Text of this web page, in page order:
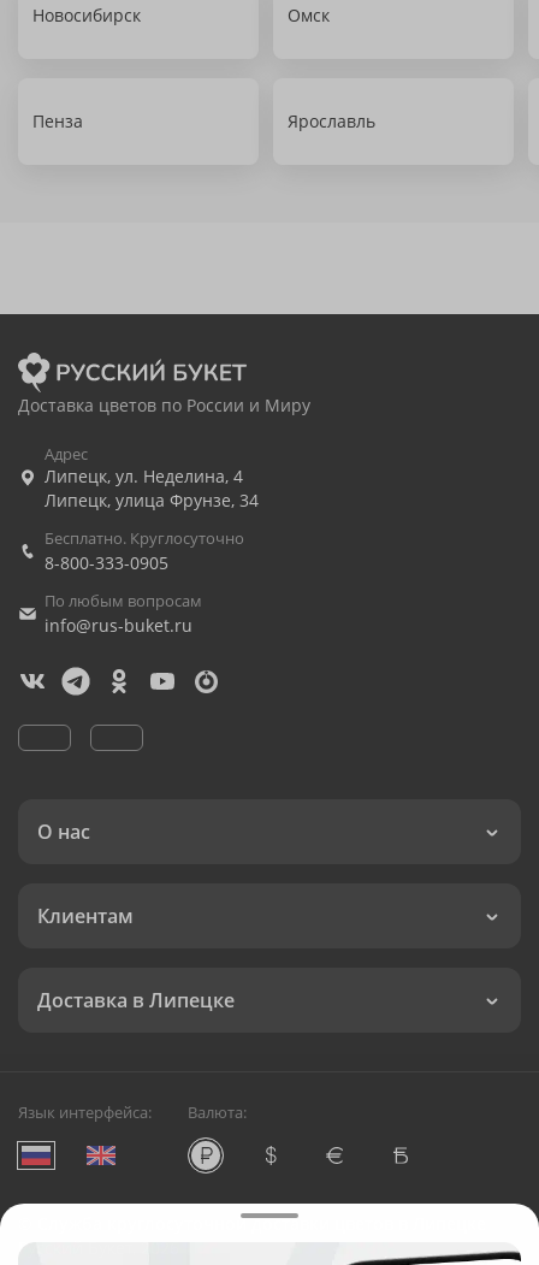
Новосибирск Омск
Пенза Ярославль
Доставка цветов по России и Миру
Адрес
Липецк, ул. Неделина, 4
Липецк, улица Фрунзе, 34
Бесплатно. Круглосуточно
8-800-333-0905
По любым вопросам
info@rus-buket.ru
О нас
Клиентам
Доставка в Липецке
Язык интерфейса: Валюта:
Служба круглосуточной доставки цветов в Липецке
Русский Букет, 2026